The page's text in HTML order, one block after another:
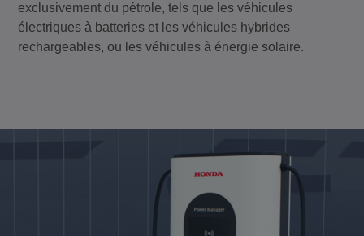
exclusivement du pétrole, tels que les véhicules
électriques à batteries et les véhicules hybrides
rechargeables, ou les véhicules à énergie solaire.